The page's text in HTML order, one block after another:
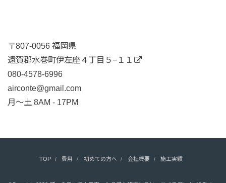
〒807-0056 福岡県
遠賀郡水巻町伊左座４丁目５−１１
080-4578-6996
airconte@gmail.com
月〜土 8AM - 17PM
TOP 費用 初めての方へ 会社概要 施工実績